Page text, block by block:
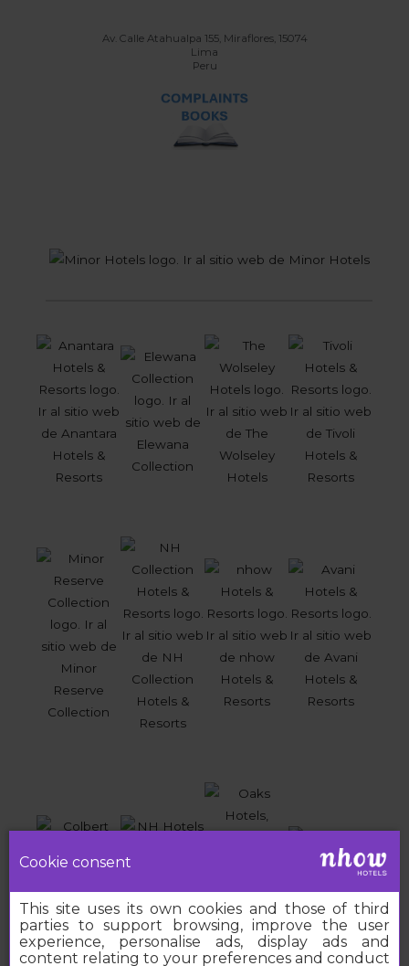
Av. Calle Atahualpa 155, Miraflores, 15074
Lima
Peru
Cookie consent
This site uses its own cookies and those of third
parties to support browsing, improve the user
experience, personalise ads, display ads and
content relating to your preferences and conduct